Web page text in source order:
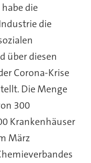
die
die
über diesen
Corona-Krise
Die Menge
300
Krankenhäuser
März